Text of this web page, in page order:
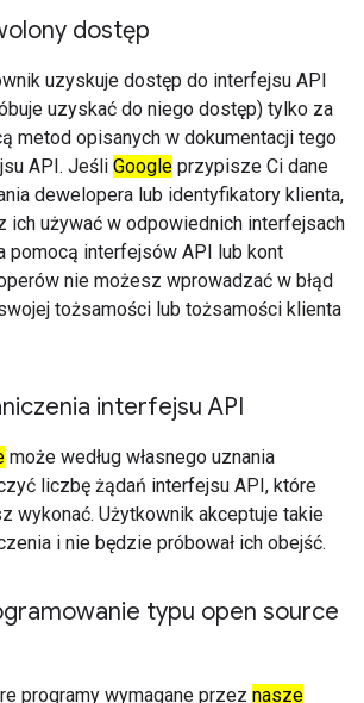
dostęp
uzyskuje dostęp do interfejsu API
uzyskać do niego dostęp) tylko za
metod opisanych w dokumentacji tego
API. Jeśli Google przypisze Ci dane
dewelopera lub identyfikatory klienta,
ich używać w odpowiednich interfejsach
pomocą interfejsów API lub kont
nie możesz wprowadzać w błąd
tożsamości lub tożsamości klienta
interfejsu API
może według własnego uznania
liczbę żądań interfejsu API, które
wykonać. Użytkownik akceptuje takie
i nie będzie próbował ich obejść.
typu open source
programy wymagane przez nasze